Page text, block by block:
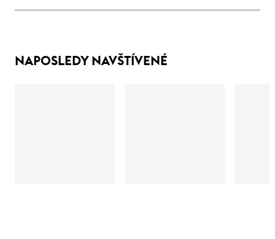
NAPOSLEDY NAVŠTÍVENÉ